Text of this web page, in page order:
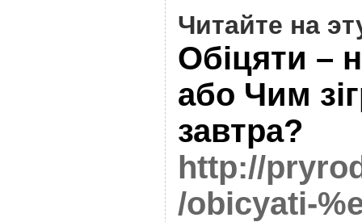
Читайте на
Обіцяти –
або Чим
завтра?
http://
/obicyati-